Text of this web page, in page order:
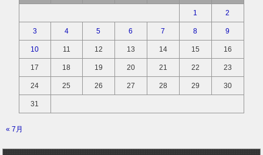
1 2
3 4 5 6 7 8 9
10 11 12 13 14 15 16
17 18 19 20 21 22 23
24 25 26 27 28 29 30
31
« 7月